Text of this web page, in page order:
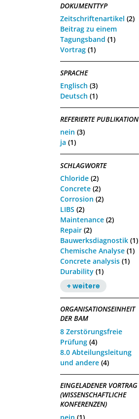
DOKUMENTTYP
Zeitschriftenartikel (2)
Beitrag zu einem
Tagungsband (1)
Vortrag (1)
SPRACHE
Englisch (3)
Deutsch (1)
REFERIERTE PUBLIKATION
nein (3)
ja (1)
SCHLAGWORTE
Chloride (2)
Concrete (2)
Corrosion (2)
LIBS (2)
Maintenance (2)
Repair (2)
Bauwerksdiagnostik (1)
Chemische Analyse (1)
Concrete analysis (1)
Durability (1)
+ weitere
ORGANISATIONSEINHEIT
DER BAM
8 Zerstörungsfreie
Prüfung (4)
8.0 Abteilungsleitung
und andere (4)
EINGELADENER VORTRAG
(WISSENSCHAFTLICHE
KONFERENZEN)